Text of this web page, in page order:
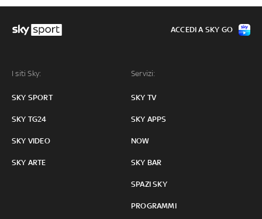
I siti Sky:
SKY SPORT
SKY TG24
SKY VIDEO
SKY ARTE
Servizi:
SKY TV
SKY APPS
NOW
SKY BAR
SPAZI SKY
PROGRAMMI
ACCEDI A SKY GO